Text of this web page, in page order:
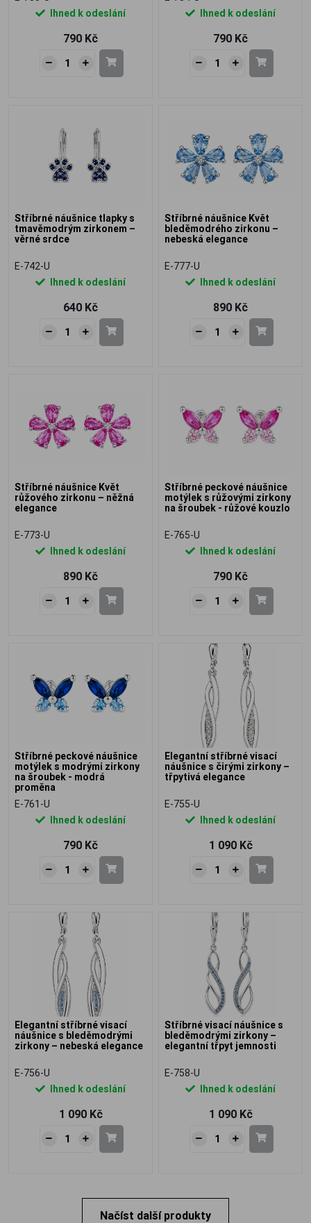
Ihned k odeslání
790 Kč
Ihned k odeslání
790 Kč
Stříbrné náušnice tlapky s
tmavěmodrým zirkonem –
věrné srdce
E-742-U
Ihned k odeslání
640 Kč
Stříbrné náušnice Květ
bleděmodrého zirkonu –
nebeská elegance
E-777-U
Ihned k odeslání
890 Kč
Stříbrné náušnice Květ
růžového zirkonu – něžná
elegance
E-773-U
Ihned k odeslání
890 Kč
Stříbrné peckové náušnice
motýlek s růžovými zirkony
na šroubek - růžové kouzlo
E-765-U
Ihned k odeslání
790 Kč
Stříbrné peckové náušnice
motýlek s modrými zirkony
na šroubek - modrá
proměna
E-761-U
Ihned k odeslání
790 Kč
Elegantní stříbrné visací
náušnice s čirými zirkony –
třpytivá elegance
E-755-U
Ihned k odeslání
1 090 Kč
Elegantní stříbrné visací
náušnice s bleděmodrými
zirkony – nebeská elegance
E-756-U
Ihned k odeslání
1 090 Kč
Stříbrné visací náušnice s
bleděmodrými zirkony –
elegantní třpyt jemnosti
E-758-U
Ihned k odeslání
1 090 Kč
Načíst další produkty